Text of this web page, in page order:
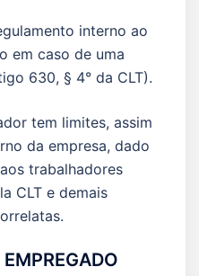
interno ao
em caso de uma
630, § 4° da CLT).
tem limites, assim
da empresa, dado
trabalhadores
CLT e demais